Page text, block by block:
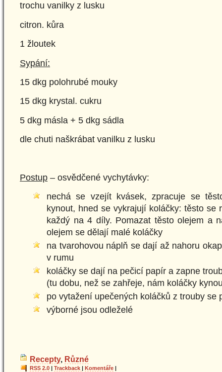
trochu vanilky z lusku
citron. kůra
1 žloutek
Sypání:
15 dkg polohrubé mouky
15 dkg krystal. cukru
5 dkg másla + 5 dkg sádla
dle chuti naškrábat vanilku z lusku
Postup – osvědčené vychytávky:
nechá se vzejít kvásek, zpracuje se
kynout, hned se vykrajují koláčky: těsto se
každý na 4 díly. Pomazat těsto olejem a
olejem se dělají malé koláčky
na tvarohovou náplň se dají až nahoru
v rumu
koláčky se dají na pečicí papír a zapne
(tu dobu, než se zahřeje, nám koláčky
po vytažení upečených koláčků z trouby se
výborné jsou odleželé
Recepty, Různé
RSS 2.0 | Trackback | Komentáře |